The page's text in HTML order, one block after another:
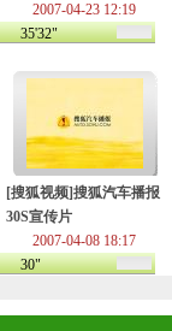
2007-04-23 12:19
35'32"
[搜狐视频]搜狐汽车播报
30S宣传片
2007-04-08 18:17
30"